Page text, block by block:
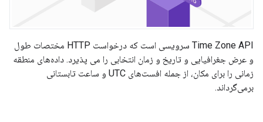
Time Zone API سرویسی است که درخواست HTTP مختصات طول
و عرض جغرافیایی و تاریخ و زمان انتخابی را می پذیرد. داده‌های منطقه
زمانی را برای مکان، از جمله افست‌های UTC و ساعت تابستانی
برمی‌گرداند.